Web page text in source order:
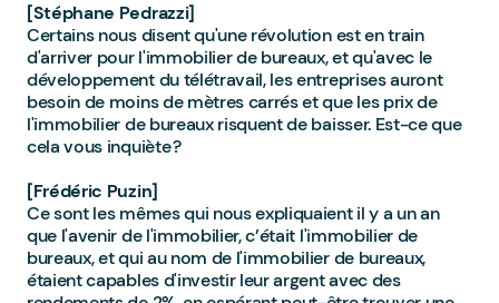
[Stéphane Pedrazzi]
Certains nous disent qu'une révolution est en train
d'arriver pour l'immobilier de bureaux, et qu'avec le
développement du télétravail, les entreprises auront
besoin de moins de mètres carrés et que les prix de
l'immobilier de bureaux risquent de baisser. Est-ce que
cela vous inquiète ?
[Frédéric Puzin]
Ce sont les mêmes qui nous expliquaient il y a un an
que l'avenir de l'immobilier, c’était l'immobilier de
bureaux, et qui au nom de l'immobilier de bureaux,
étaient capables d'investir leur argent avec des